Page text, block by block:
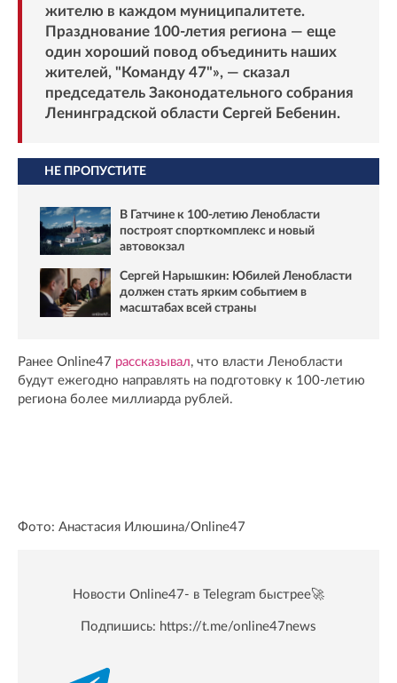
жителю в каждом муниципалитете.
Празднование 100-летия региона — еще
один хороший повод объединить наших
жителей, "Команду 47"», — сказал
председатель Законодательного собрания
Ленинградской области Сергей Бебенин.
НЕ ПРОПУСТИТЕ
В Гатчине к 100-летию Ленобласти
построят спорткомплекс и новый
автовокзал
Сергей Нарышкин: Юбилей Ленобласти
должен стать ярким событием в
масштабах всей страны
Ранее Online47 рассказывал, что власти Ленобласти
будут ежегодно направлять на подготовку к 100-летию
региона более миллиарда рублей.
Фото: Анастасия Илюшина/Online47
Новости Online47- в Telegram быстрее🚀
Подпишись: https://t.me/online47news